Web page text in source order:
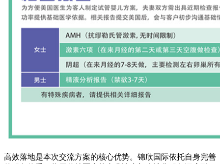
高效落地是本次交流方案的核心优势。锦欣国际依托自身完善